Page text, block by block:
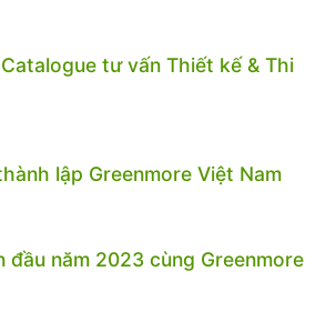
tư vấn Thiết kế & Thi
lập Greenmore Việt Nam
đầu năm 2023 cùng Greenmore